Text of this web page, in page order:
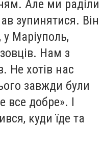
Але ми раділи
зупинятися. Він
у Маріуполь,
Нам з
Не хотів нас
завжди були
все добре». І
куди їде та